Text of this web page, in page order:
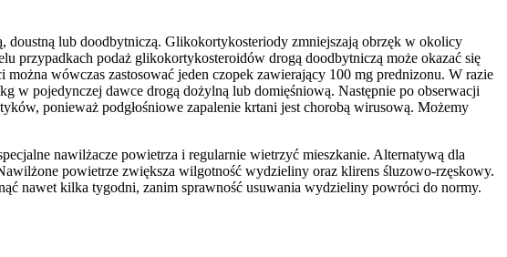
doustną lub doodbytniczą. Glikokortykosteriody zmniejszają obrzęk w okolicy
przypadkach podaż glikokortykosteroidów drogą doodbytniczą może okazać się
wówczas zastosować jeden czopek zawierający 100 mg prednizonu. W razie
w pojedynczej dawce drogą dożylną lub domięśniową. Następnie po obserwacji
ponieważ podgłośniowe zapalenie krtani jest chorobą wirusową. Możemy
nawilżacze powietrza i regularnie wietrzyć mieszkanie. Alternatywą dla
powietrze zwiększa wilgotność wydzieliny oraz klirens śluzowo-rzęskowy.
nawet kilka tygodni, zanim sprawność usuwania wydzieliny powróci do normy.